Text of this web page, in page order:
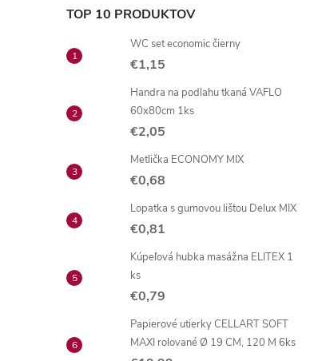
TOP 10 PRODUKTOV
WC set economic čierny
€1,15
Handra na podlahu tkaná VAFLO
60x80cm 1ks
€2,05
Metlička ECONOMY MIX
€0,68
Lopatka s gumovou lištou Delux MIX
€0,81
Kúpeľová hubka masážna ELITEX 1
ks
€0,79
Papierové utierky CELLART SOFT
MAXI rolované Ø 19 CM, 120 M 6ks